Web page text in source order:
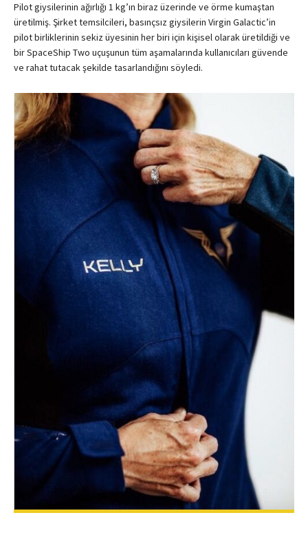
Pilot giysilerinin ağırlığı 1 kg’ın biraz üzerinde ve örme kumaştan
üretilmiş. Şirket temsilcileri, basınçsız giysilerin Virgin Galactic’in
pilot birliklerinin sekiz üyesinin her biri için kişisel olarak üretildiği ve
bir SpaceShip Two uçuşunun tüm aşamalarında kullanıcıları güvende
ve rahat tutacak şekilde tasarlandığını söyledi.